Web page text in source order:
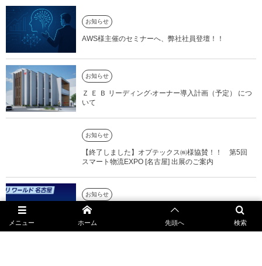
お知らせ
AWS様主催のセミナーへ、弊社社員登壇！！
お知らせ
Ｚ Ｅ Ｂ リーディング‧オーナー導入計画（予定） につ
いて
お知らせ
【終了しました】オプテックス㈱様協賛！！ 第5回
スマート物流EXPO [名古屋] 出展のご案内
お知らせ
【終了しました】第10回 設計・製造ソリューション
展 [名古屋]
メニュー 検索
ホーム 先頭へ